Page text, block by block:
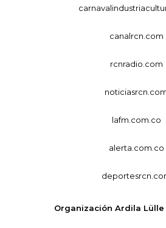
canalrcn.com
rcnradio.com
lafm.com.co
alerta.com.co
Organización Ardila Lülle